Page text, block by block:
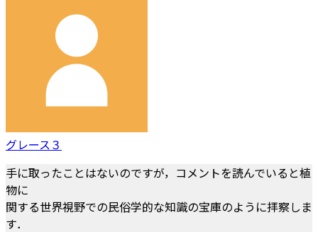
グレース３
手に取ったことはないのですが，コメントを読んでいると植
物に
関する世界視野での民俗学的な知識の宝庫のように拝察しま
す．